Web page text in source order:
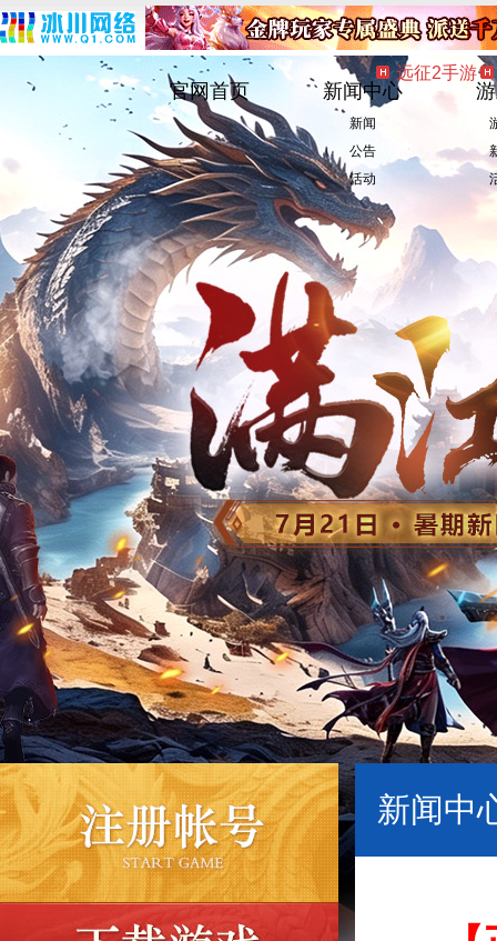
远征2手游
官网首页 新闻中心
新闻
公告
活动
新闻中